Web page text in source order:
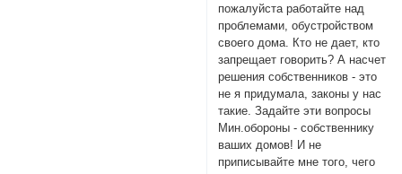
пожалуйста работайте над
проблемами, обустройством
своего дома. Кто не дает, кто
запрещает говорить? А насчет
решения собственников - это
не я придумала, законы у нас
такие. Задайте эти вопросы
Мин.обороны - собственнику
ваших домов! И не
приписывайте мне того, чего